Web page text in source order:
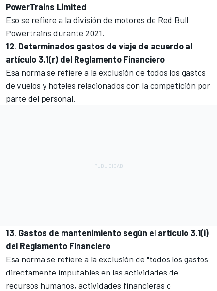
PowerTrains Limited
Eso se refiere a la división de motores de Red Bull
Powertrains durante 2021.
12. Determinados gastos de viaje de acuerdo al
artículo 3.1(r) del Reglamento Financiero
Esa norma se refiere a la exclusión de todos los gastos
de vuelos y hoteles relacionados con la competición por
parte del personal.
13. Gastos de mantenimiento según el artículo 3.1(i)
del Reglamento Financiero
Esa norma se refiere a la exclusión de "todos los gastos
directamente imputables en las actividades de
recursos humanos, actividades financieras o